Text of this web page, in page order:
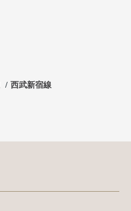
西武新宿線